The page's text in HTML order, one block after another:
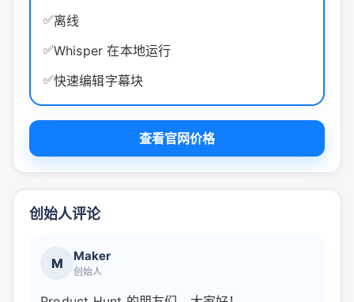
✅离线
✅Whisper 在本地运行
✅快速编辑字幕块
查看官网价格
创始人评论
M Maker
创始人